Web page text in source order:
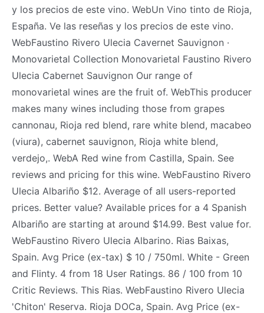
y los precios de este vino. WebUn Vino tinto de Rioja,
España. Ve las reseñas y los precios de este vino.
WebFaustino Rivero Ulecia Cavernet Sauvignon ·
Monovarietal Collection Monovarietal Faustino Rivero
Ulecia Cabernet Sauvignon Our range of
monovarietal wines are the fruit of. WebThis producer
makes many wines including those from grapes
cannonau, Rioja red blend, rare white blend, macabeo
(viura), cabernet sauvignon, Rioja white blend,
verdejo,. WebA Red wine from Castilla, Spain. See
reviews and pricing for this wine. WebFaustino Rivero
Ulecia Albariño $12. Average of all users-reported
prices. Better value? Available prices for a 4 Spanish
Albariño are starting at around $14.99. Best value for.
WebFaustino Rivero Ulecia Albarino. Rias Baixas,
Spain. Avg Price (ex-tax) $ 10 / 750ml. White - Green
and Flinty. 4 from 18 User Ratings. 86 / 100 from 10
Critic Reviews. This Rias. WebFaustino Rivero Ulecia
'Chiton' Reserva. Rioja DOCa, Spain. Avg Price (ex-